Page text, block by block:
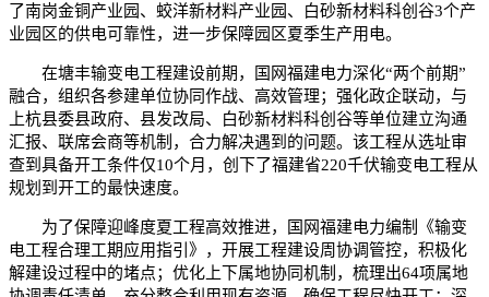
了南岗金铜产业园、蛟洋新材料产业园、白砂新材料科创谷3个产
业园区的供电可靠性，进一步保障园区夏季生产用电。
在塘丰输变电工程建设前期，国网福建电力深化“两个前期”
融合，组织各参建单位协同作战、高效管理；强化政企联动，与
上杭县委县政府、县发改局、白砂新材料科创谷等单位建立沟通
汇报、联席会商等机制，合力解决遇到的问题。该工程从选址审
查到具备开工条件仅10个月，创下了福建省220千伏输变电工程从
规划到开工的最快速度。
为了保障迎峰度夏工程高效推进，国网福建电力编制《输变
电工程合理工期应用指引》，开展工程建设周协调管控，积极化
解建设过程中的堵点；优化上下属地协同机制，梳理出64项属地